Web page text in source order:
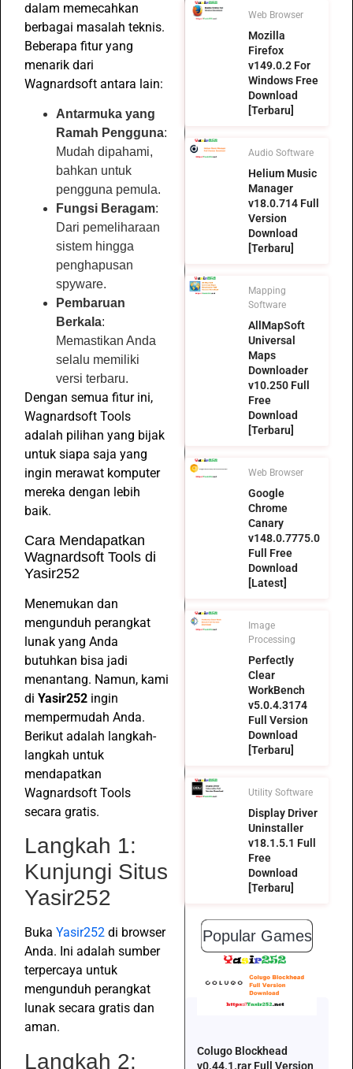
dalam memecahkan
berbagai masalah teknis.
Beberapa fitur yang
menarik dari
Wagnardsoft antara lain:
Antarmuka yang
Ramah Pengguna:
Mudah dipahami,
bahkan untuk
pengguna pemula.
Fungsi Beragam:
Dari pemeliharaan
sistem hingga
penghapusan
spyware.
Pembaruan
Berkala:
Memastikan Anda
selalu memiliki
versi terbaru.
Dengan semua fitur ini,
Wagnardsoft Tools
adalah pilihan yang bijak
untuk siapa saja yang
ingin merawat komputer
mereka dengan lebih
baik.
Cara Mendapatkan
Wagnardsoft Tools di
Yasir252
Menemukan dan
mengunduh perangkat
lunak yang Anda
butuhkan bisa jadi
menantang. Namun, kami
di Yasir252 ingin
mempermudah Anda.
Berikut adalah langkah-
langkah untuk
mendapatkan
Wagnardsoft Tools
secara gratis.
Langkah 1:
Kunjungi Situs
Yasir252
Buka Yasir252 di browser
Anda. Ini adalah sumber
terpercaya untuk
mengunduh perangkat
lunak secara gratis dan
aman.
Langkah 2:
Web Browser
Mozilla
Firefox
v149.0.2 For
Windows Free
Download
[Terbaru]
Audio Software
Helium Music
Manager
v18.0.714 Full
Version
Download
[Terbaru]
Mapping
Software
AllMapSoft
Universal
Maps
Downloader
v10.250 Full
Free
Download
[Terbaru]
Web Browser
Google
Chrome
Canary
v148.0.7775.0
Full Free
Download
[Latest]
Image
Processing
Perfectly
Clear
WorkBench
v5.0.4.3174
Full Version
Download
[Terbaru]
Utility Software
Display Driver
Uninstaller
v18.1.5.1 Full
Free
Download
[Terbaru]
Popular Games
Colugo Blockhead
v0.44.1.rar Full Version